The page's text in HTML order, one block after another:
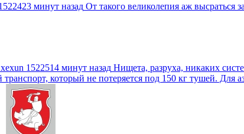
минут назад От такого великолепия аж высраться
xexun 1522514 минут назад Нищета, разруха, никаких
который не потеряется под 150 кг тушей. Для